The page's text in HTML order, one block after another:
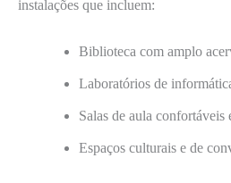
instalações que incluem:
Biblioteca com amplo
Laboratórios de
Salas de aula confortáveis
Espaços culturais e de